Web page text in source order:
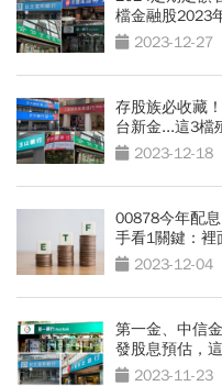
檔金融股2023
2023-12-27
存股族必收藏
台新金...這3檔
2023-12-18
00878今年配
手看1關鍵：裡
2023-12-04
第一金、中信
發股息預估，
2023-11-23